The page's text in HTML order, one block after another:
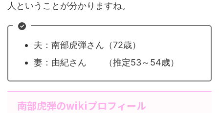
人ということが分かりますね。
夫：南部虎弾さん（72歳）
妻：由紀さん （推定53～54歳）
南部虎弾のwikiプロフィール